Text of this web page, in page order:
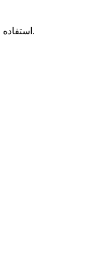
استفاده از مطالب سایت با ذکر منبع بلامانع میباشد.